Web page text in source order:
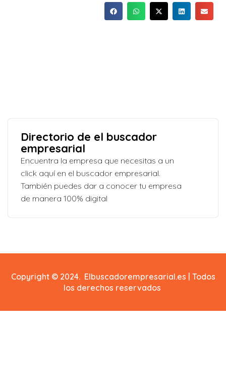
Directorio de el buscador
empresarial
Encuentra la empresa que necesitas a un
click aquí en el buscador empresarial.
También puedes dar a conocer tu empresa
de manera 100% digital
Copyright © 2024. Elbuscadorempresarial.es | Todos
los derechos reservados